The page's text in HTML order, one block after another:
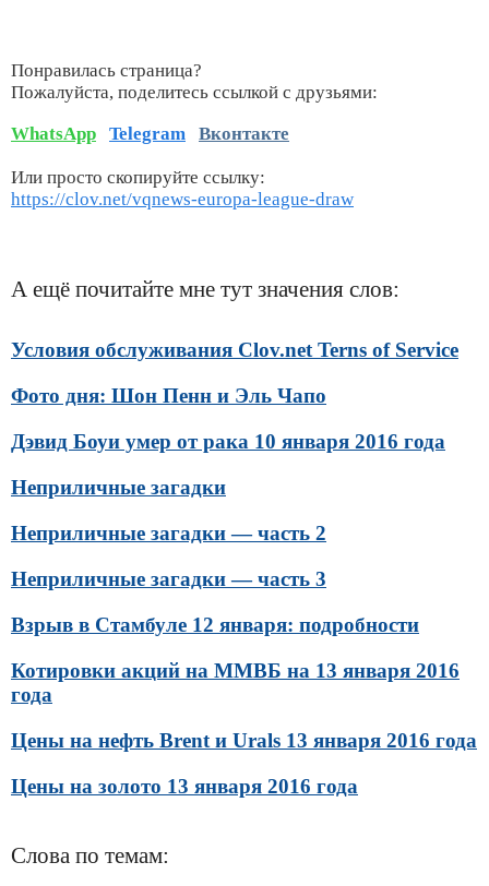
Понравилась страница?
Пожалуйста, поделитесь ссылкой с друзьями:
WhatsApp
Telegram Вконтакте
Или просто скопируйте ссылку:
https://clov.net/vqnews-europa-league-draw
А ещё почитайте мне тут значения слов:
Условия обслуживания Clov.net Terns of Service
Фото дня: Шон Пенн и Эль Чапо
Дэвид Боуи умер от рака 10 января 2016 года
Неприличные загадки
Неприличные загадки — часть 2
Неприличные загадки — часть 3
Взрыв в Стамбуле 12 января: подробности
Котировки акций на ММВБ на 13 января 2016
года
Цены на нефть Brent и Urals 13 января 2016 года
Цены на золото 13 января 2016 года
Слова по темам: